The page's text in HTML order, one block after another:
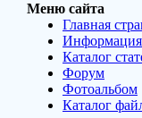
Меню сайта
Главная
Информация
Каталог
Форум
Фотоальбом
Каталог